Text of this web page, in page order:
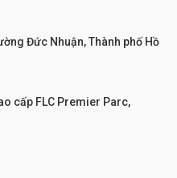
Đức Nhuận, Thành phố Hồ
cấp FLC Premier Parc,